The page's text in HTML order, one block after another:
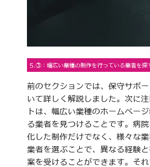
5.③：幅広い業種の制作を行っている業者を探
前のセクションでは、保守サポ
いて詳しく解説しました。次に
トは、幅広い業種のホームペー
る業者を見つけることです。病
化した制作だけでなく、様々な
業者を選ぶことで、異なる経験
案を受けることができます。そ